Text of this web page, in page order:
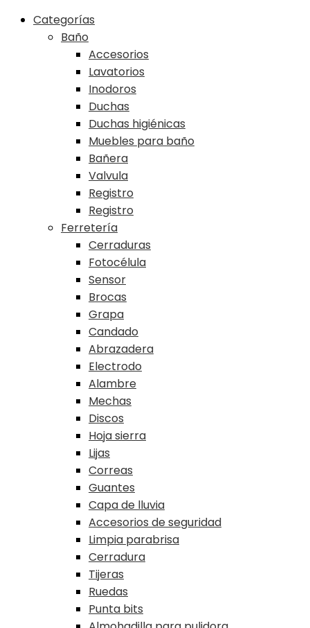
Categorías
Baño
Accesorios
Lavatorios
Inodoros
Duchas
Duchas higiénicas
Muebles para baño
Bañera
Valvula
Registro
Registro
Ferretería
Cerraduras
Fotocélula
Sensor
Brocas
Grapa
Candado
Abrazadera
Electrodo
Alambre
Mechas
Discos
Hoja sierra
Lijas
Correas
Guantes
Capa de lluvia
Accesorios de seguridad
Limpia parabrisa
Cerradura
Tijeras
Ruedas
Punta bits